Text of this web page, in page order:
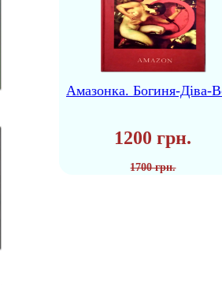
Амазонка. Богиня-Діва-
1200 грн.
1700 грн.